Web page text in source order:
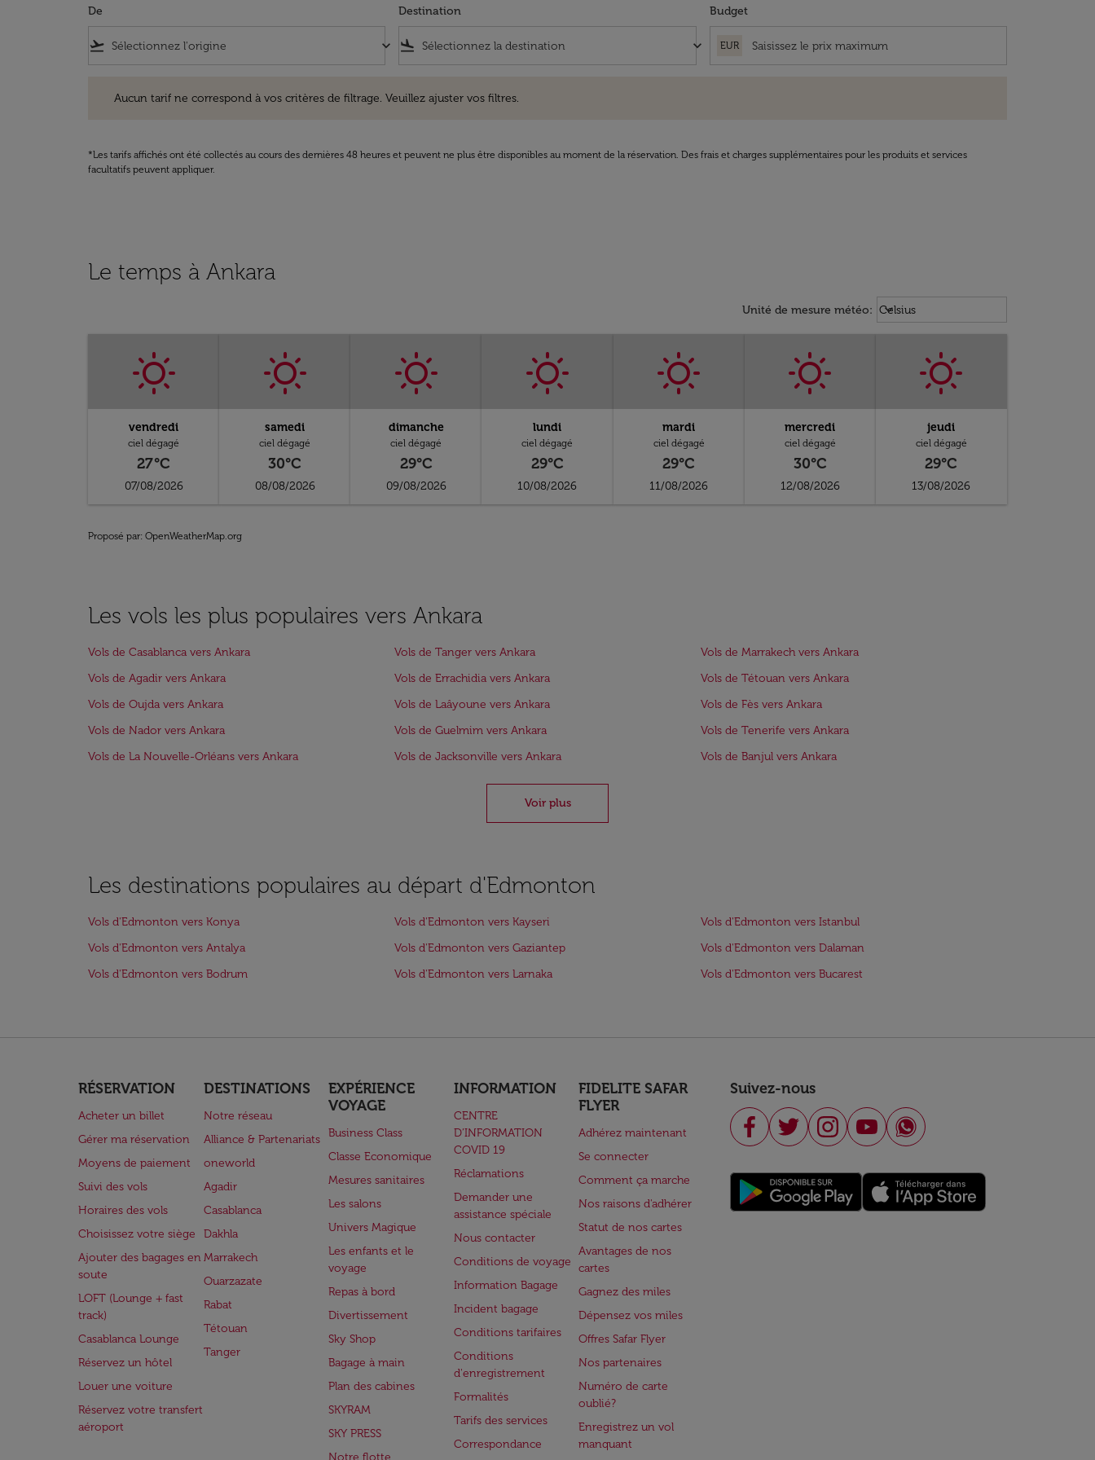
De
flight_takeoff keyboard_arrow_down
Destination
flight_land keyboard_arrow_down
Budget
EUR
Aucun tarif ne correspond à vos critères de filtrage. Veuillez ajuster vos filtres.
*Les tarifs affichés ont été collectés au cours des dernières 48 heures et peuvent ne plus être disponibles au moment de la réservation. Des frais et charges supplémentaires pour les produits et services
facultatifs peuvent appliquer.
Le temps à Ankara
Unité de mesure météo: Weather unit option Celsius
Celsius
keyboard_arrow_down
vendredi
ciel dégagé
27°C
07/08/2026
samedi
ciel dégagé
30°C
08/08/2026
dimanche
ciel dégagé
29°C
09/08/2026
lundi
ciel dégagé
29°C
10/08/2026
mardi
ciel dégagé
29°C
11/08/2026
mercredi
ciel dégagé
30°C
12/08/2026
jeudi
ciel dégagé
29°C
13/08/2026
Proposé par: OpenWeatherMap.org
Les vols les plus populaires vers Ankara
Vols de Casablanca vers Ankara Vols de Tanger vers Ankara
Vols de Marrakech vers Ankara
Vols de Agadir vers Ankara
Vols de Errachidia vers Ankara
Vols de Tétouan vers Ankara
Vols de Oujda vers Ankara
Vols de Laâyoune vers Ankara
Vols de Fès vers Ankara
Vols de Nador vers Ankara
Vols de Guelmim vers Ankara
Vols de Tenerife vers Ankara
Vols de La Nouvelle-Orléans vers Ankara
Vols de Jacksonville vers Ankara Vols de Banjul vers Ankara
Voir plus
Les destinations populaires au départ d'Edmonton
Vols d'Edmonton vers Konya Vols d'Edmonton vers Kayseri
Vols d'Edmonton vers Istanbul
Vols d'Edmonton vers Antalya
Vols d'Edmonton vers Gaziantep
Vols d'Edmonton vers Dalaman
Vols d'Edmonton vers Bodrum
Vols d'Edmonton vers Larnaka Vols d'Edmonton vers Bucarest
RÉSERVATION
Acheter un billet
Gérer ma réservation
Moyens de paiement
Suivi des vols
Horaires des vols
Choisissez votre siège
Ajouter des bagages en
soute
LOFT (Lounge + fast
track)
Casablanca Lounge
Réservez un hôtel
Louer une voiture
Réservez votre transfert
aéroport
DESTINATIONS
Notre réseau
Alliance & Partenariats
oneworld
Agadir
Casablanca
Dakhla
Marrakech
Ouarzazate
Rabat
Tétouan
Tanger
EXPÉRIENCE
VOYAGE
Business Class
Classe Economique
Mesures sanitaires
Les salons
Univers Magique
Les enfants et le
voyage
Repas à bord
Divertissement
Sky Shop
Bagage à main
Plan des cabines
SKYRAM
SKY PRESS
Notre flotte
INFORMATION
CENTRE
D’INFORMATION
COVID 19
Réclamations
Demander une
assistance spéciale
Nous contacter
Conditions de voyage
Information Bagage
Incident bagage
Conditions tarifaires
Conditions
d'enregistrement
Formalités
Tarifs des services
Correspondance
FIDELITE SAFAR
FLYER
Adhérez maintenant
Se connecter
Comment ça marche
Nos raisons d'adhérer
Statut de nos cartes
Avantages de nos
cartes
Gagnez des miles
Dépensez vos miles
Offres Safar Flyer
Nos partenaires
Numéro de carte
oublié?
Enregistrez un vol
manquant
Suivez-nous